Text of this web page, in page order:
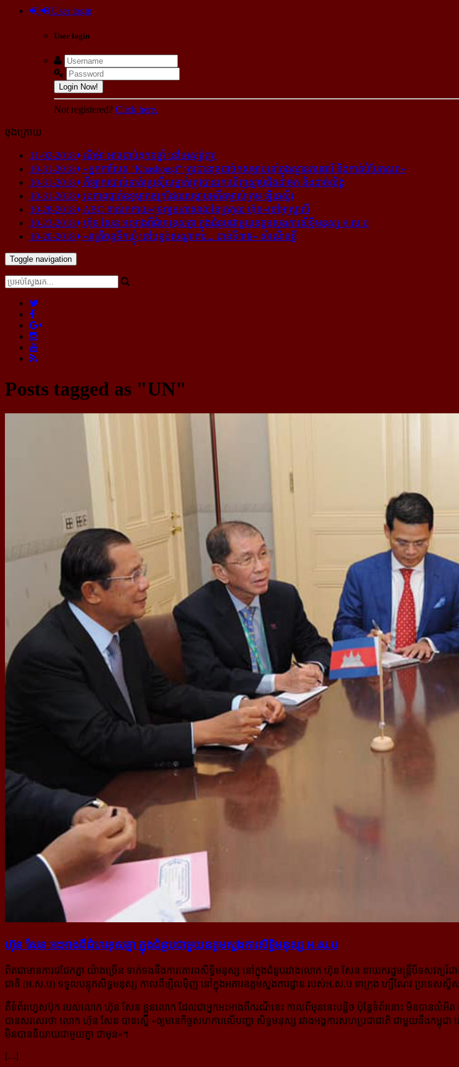
User login
User login
Login Now!
Not registered? Click here.
ចុងក្រោយ
11-02-2018
ណីម៉ា អាច​ជាប់​គុក​៦ឆ្នាំ នៅ​អេស្ប៉ាញ!
10-31-2018
«អ្នក​កាសែត "Khashoggi" ត្រូវ​បាន​ច្របាច់ក​សម្លាប់​នៅ​ក្នុង​ស្ថាន​ភារធារី និង​កាត់​បំបែក​សព»
10-31-2018
កីឡាករ​បាល់ទាត់​ប្រេស៊ីល​ម្នាក់​ត្រូវ​បាន​រក​ឃើញ​ស្លាប់​ជិត​ដាច់ក និង​ដាច់​លិង្គ
10-31-2018
រូបភាព​ធ្លាក់​ឧទ្ធម្ភាគចក្រ​ដែល​សម្លាប់​អតីត​ម្ចាស់​ក្រុម​ ឡីឆេស្ទ័រ
10-28-2018
ABC គាស់​កកាយ​«ទ្រព្យមហាសាល​នៃ​ត្រកូល ហ៊ុន»​នៅ​អូស្ត្រាលី
10-23-2018
ហ៊ុន សែន អះអាង​ពី​ជំហរ​ខុស​គ្នា ក្នុង​ជំនួប​ជាមួយ​ឧត្តម​ស្នងការ​សិទ្ធិ​មនុស្ស អ.ស.ប
10-20-2018
«រាត្រីចន្ទទឹកឃ្មុំ នៅបន្ទប់សណ្ឋាគារ... ជាន់ទី៣៥» សំណើចខ្លី
Toggle navigation
Posts tagged as "UN"
ហ៊ុន សែន អះអាង​ពី​ជំហរ​ខុស​គ្នា ក្នុង​ជំនួប​ជាមួយ​ឧត្តម​ស្នងការ​សិទ្ធិ​មនុស្ស អ.ស.ប
ពិតជាមានការជជែកគ្នា យ៉ាងច្រើន ទាក់ទងនឹងការគោរពសិទ្ធិមនុស្ស នៅក្នុងជំនួបរវាងលោក ហ៊ុន សែន នាយករដ្ឋមន្ត្រីបីទសវត្សរ៍
ជាតិ (អ.ស.ប) ទទួលបន្ទុកសិទ្ធមនុស្ស កាលពីម្សិលម៉ិញ នៅក្នុងអគារឧត្ដមស្នងការដ្ឋាន របស់អ.ស.ប នាក្រុង ហ្សឺណែវ ប្រទេសស្វី
គឺទំព័រហ្វេសប៊ុក របស់លោក ហ៊ុន សែន ខ្លួនលោក ដែលជាអ្នកអះអាងពីករណីនេះ កាលពីមុននេះបន្តិច ប៉ុន្តែទំព័រនោះ មិនបានលំអិត
បានសរសេរថា លោក ហ៊ុន សែន បានស្នើ «ឲ្យមានកិច្ចសហការលើបញ្ហា សិទ្ធមនុស្ស រវាងអង្គការសហប្រជាជាតិ ជាមួយនឹងកម្ពុជា
មិនបាននិយាយជាមួយគ្នា ជា​មុន​»។
[...]